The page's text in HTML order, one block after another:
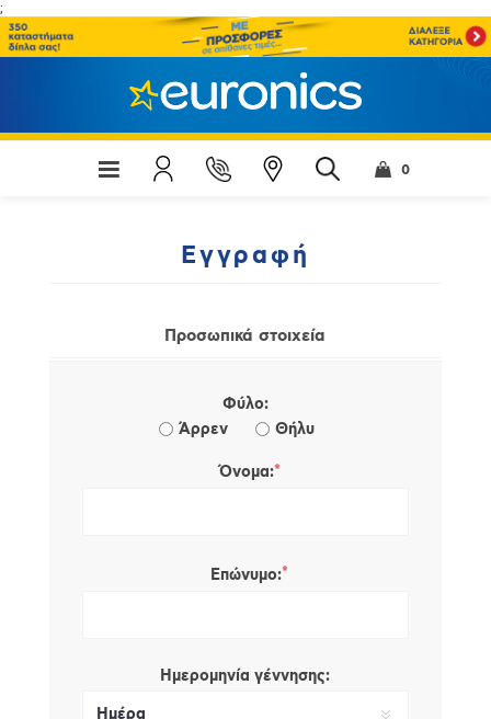
;
0
Εγγραφή
Προσωπικά στοιχεία
Φύλο:
Άρρεν
Θήλυ
Όνομα:*
Επώνυμο:*
Ημερομηνία γέννησης: